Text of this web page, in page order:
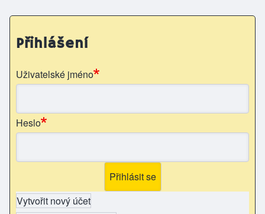
Přihlášení
Uživatelské jméno
Heslo
Vytvořit nový účet